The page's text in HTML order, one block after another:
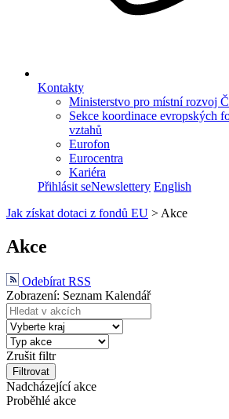
Kontakty
Ministerstvo pro místní rozvoj
Sekce koordinace evropských
vztahů
Eurofon
Eurocentra
Kariéra
Přihlásit seNewslettery English
Jak získat dotaci z fondů EU > Akce
Akce
Odebírat RSS
Zobrazení: Seznam Kalendář
Zrušit filtr
Filtrovat
Nadcházející akce
Proběhlé akce